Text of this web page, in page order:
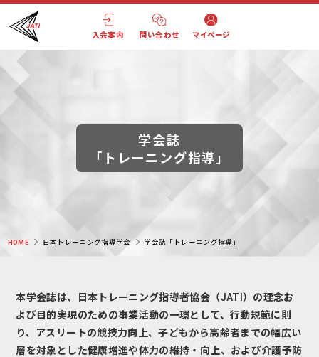
入会案内 問い合わせ マイページ
学会誌
「トレーニング指導」
HOME 日本トレーニング指導学会 学会誌「トレーニング指導」
本学会誌は、日本トレーニング指導者協会（JATI）の理念お
よび目的実現のための事業活動の一環として、行動規範に則
り、アスリートの競技力向上、子どもから高齢者までの幅広い
層を対象とした健康増進や体力の維持・向上、および介護予防